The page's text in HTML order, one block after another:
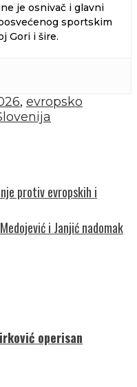
je osnivač i glavni
sportskim
Gori i šire.
, evropsko
protiv evropskih i
i Janjić nadomak
operisan